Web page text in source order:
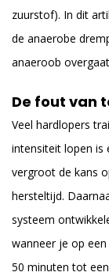
zuurstof). In dit
de anaerobe
anaeroob
De fout van
Veel hardlopers
intensiteit lopen is
vergroot de kans
hersteltijd.
systeem
wanneer je op
50 minuten tot